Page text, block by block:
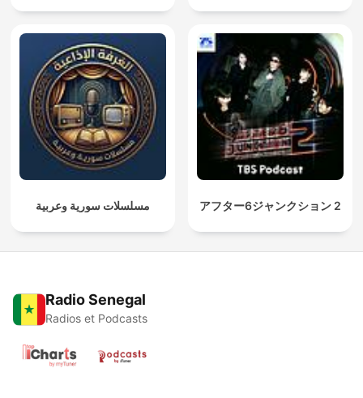
مسلسلات سورية وعربية アフター6ジャンクション 2
Radio Senegal
Radios et Podcasts